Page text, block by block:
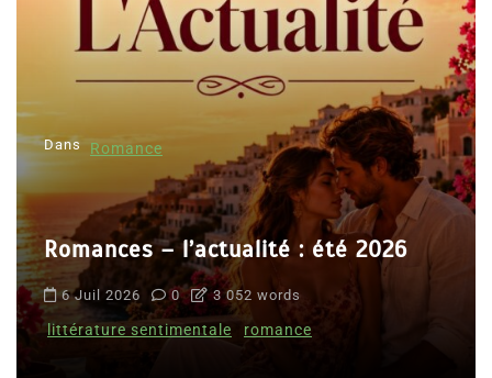
Dans Romance
Romances – l’actualité : été 2026
6 Juil 2026 0 3 052 words
littérature sentimentale romance